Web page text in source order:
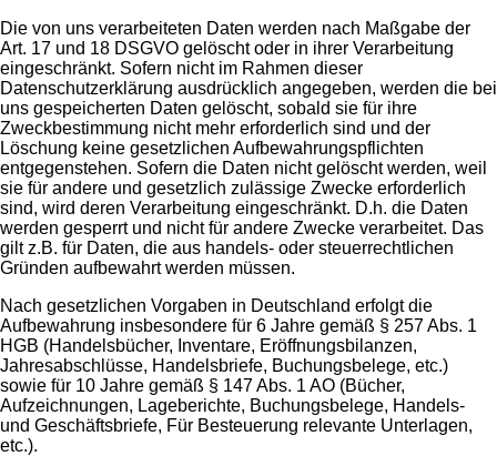
Die von uns verarbeiteten Daten werden nach Maßgabe der
Art. 17 und 18 DSGVO gelöscht oder in ihrer Verarbeitung
eingeschränkt. Sofern nicht im Rahmen dieser
Datenschutzerklärung ausdrücklich angegeben, werden die bei
uns gespeicherten Daten gelöscht, sobald sie für ihre
Zweckbestimmung nicht mehr erforderlich sind und der
Löschung keine gesetzlichen Aufbewahrungspflichten
entgegenstehen. Sofern die Daten nicht gelöscht werden, weil
sie für andere und gesetzlich zulässige Zwecke erforderlich
sind, wird deren Verarbeitung eingeschränkt. D.h. die Daten
werden gesperrt und nicht für andere Zwecke verarbeitet. Das
gilt z.B. für Daten, die aus handels- oder steuerrechtlichen
Gründen aufbewahrt werden müssen.
Nach gesetzlichen Vorgaben in Deutschland erfolgt die
Aufbewahrung insbesondere für 6 Jahre gemäß § 257 Abs. 1
HGB (Handelsbücher, Inventare, Eröffnungsbilanzen,
Jahresabschlüsse, Handelsbriefe, Buchungsbelege, etc.)
sowie für 10 Jahre gemäß § 147 Abs. 1 AO (Bücher,
Aufzeichnungen, Lageberichte, Buchungsbelege, Handels-
und Geschäftsbriefe, Für Besteuerung relevante Unterlagen,
etc.).